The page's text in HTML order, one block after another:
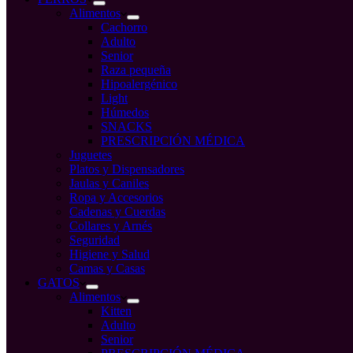
Alimentos
Cachorro
Adulto
Senior
Raza pequeña
Hipoalergénico
Light
Húmedos
SNACKS
PRESCRIPCIÓN MÉDICA
Juguetes
Platos y Dispensadores
Jaulas y Caniles
Ropa y Accesorios
Cadenas y Cuerdas
Collares y Arnés
Seguridad
Higiene y Salud
Camas y Casas
GATOS
Alimentos
Kitten
Adulto
Senior